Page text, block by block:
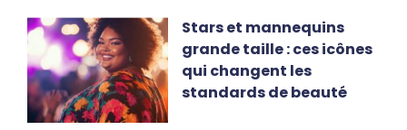
Stars et mannequins
grande taille : ces icônes
qui changent les
standards de beauté